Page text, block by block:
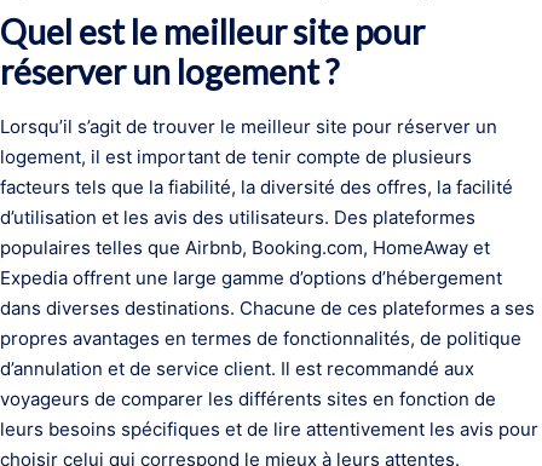
Quel est le meilleur site pour
réserver un logement ?
Lorsqu’il s’agit de trouver le meilleur site pour réserver un
logement, il est important de tenir compte de plusieurs
facteurs tels que la fiabilité, la diversité des offres, la facilité
d’utilisation et les avis des utilisateurs. Des plateformes
populaires telles que Airbnb, Booking.com, HomeAway et
Expedia offrent une large gamme d’options d’hébergement
dans diverses destinations. Chacune de ces plateformes a ses
propres avantages en termes de fonctionnalités, de politique
d’annulation et de service client. Il est recommandé aux
voyageurs de comparer les différents sites en fonction de
leurs besoins spécifiques et de lire attentivement les avis pour
choisir celui qui correspond le mieux à leurs attentes.